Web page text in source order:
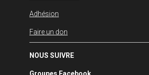
Adhésion
Faire un don
NOUS SUIVRE